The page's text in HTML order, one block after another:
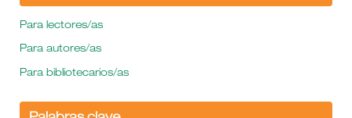
Para lectores/as
Para autores/as
Para bibliotecarios/as